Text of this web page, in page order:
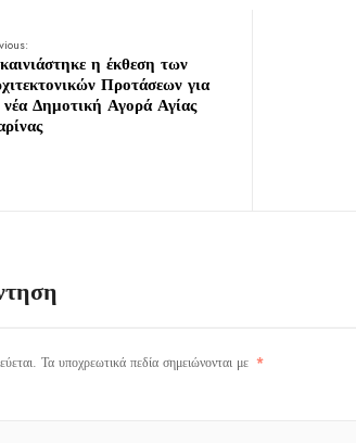
η έκθεση των
Προτάσεων για
Δημοτική Αγορά Αγίας
Τα υποχρεωτικά πεδία σημειώνονται με *